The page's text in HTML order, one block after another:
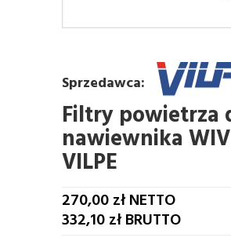
Sprzedawca:
Filtry powietrza
nawiewnika
VILPE
270,00zł NETTO
332,10zł BRUTTO